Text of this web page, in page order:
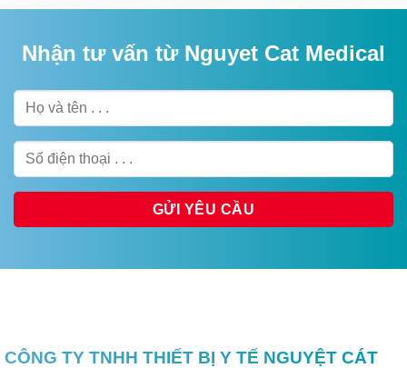
Nhận tư vấn từ Nguyet Cat Medical
CÔNG TY TNHH THIẾT BỊ Y TẾ NGUYỆT CÁT